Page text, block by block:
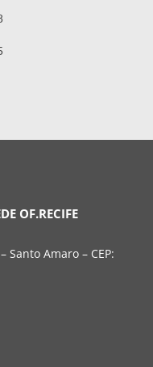
OF.RECIFE
Santo Amaro – CEP: